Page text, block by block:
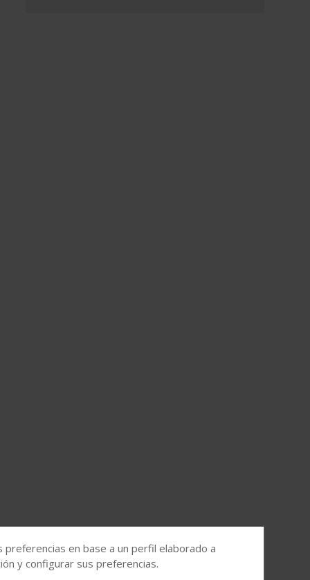
en base a un perfil elaborado a
y configurar sus preferencias.